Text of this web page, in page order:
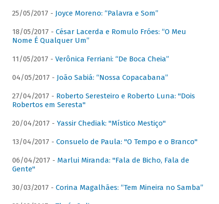
25/05/2017 - Joyce Moreno: “Palavra e Som”
18/05/2017 - César Lacerda e Romulo Fróes: “O Meu
Nome É Qualquer Um”
11/05/2017 - Verônica Ferriani: “De Boca Cheia”
04/05/2017 - João Sabiá: “Nossa Copacabana”
27/04/2017 - Roberto Seresteiro e Roberto Luna: "Dois
Robertos em Seresta"
20/04/2017 - Yassir Chediak: "Místico Mestiço"
13/04/2017 - Consuelo de Paula: "O Tempo e o Branco"
06/04/2017 - Marlui Miranda: "Fala de Bicho, Fala de
Gente"
30/03/2017 - Corina Magalhães: “Tem Mineira no Samba”